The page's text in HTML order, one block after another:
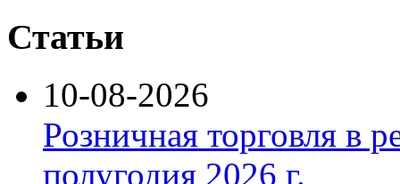
Статьи
10-08-2026
Розничная торговля в
полугодия 2026 г.